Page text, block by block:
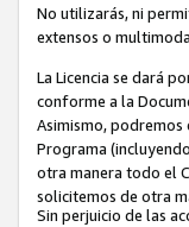
No utilizarás, ni
extensos o
La Licencia se dará
conforme a la
Asimismo,
Programa
otra manera todo el
solicitemos de otra
Sin perjuicio de las